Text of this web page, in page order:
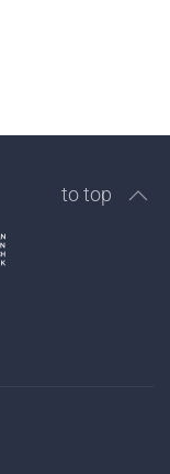
to top